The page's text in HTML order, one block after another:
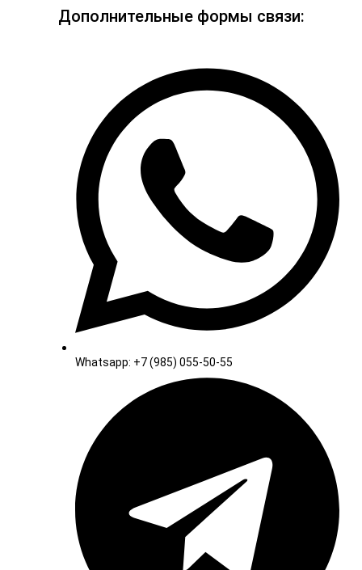
Дополнительные формы связи:
Whatsapp: +7 (985) 055-50-55